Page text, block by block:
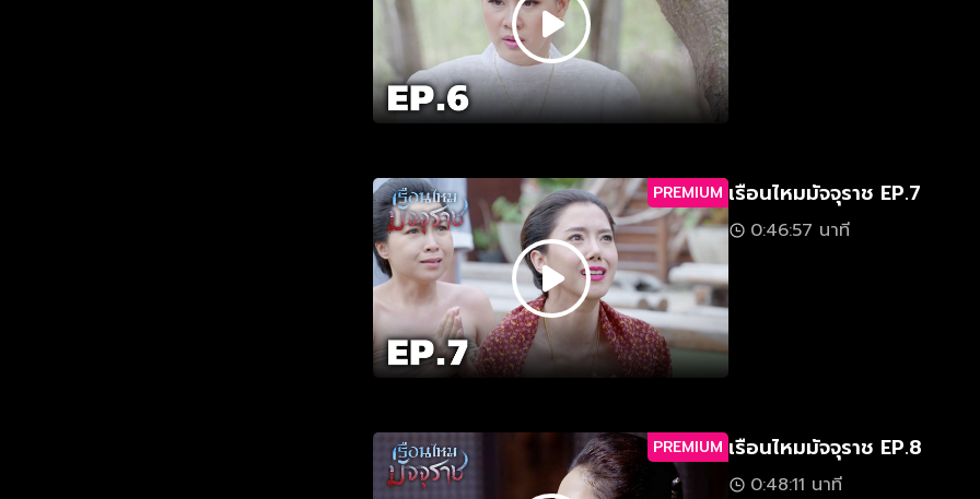
PREMIUM เรือนไหมมัจจุราช EP.7
0:46:57 นาที
PREMIUM เรือนไหมมัจจุราช EP.8
0:48:11 นาที